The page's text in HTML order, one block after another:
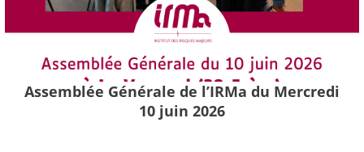
Assemblée Générale de l’IRMa du Mercredi
10 juin 2026